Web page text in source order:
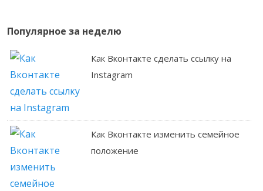
Популярное за неделю
Как Вконтакте сделать ссылку на
Instagram
Как Вконтакте изменить семейное
положение